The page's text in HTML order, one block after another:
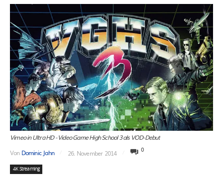
Vimeo in Ultra HD - Video Game High School 3 als VOD-Debut
Von Dominic Jahn 26. November 2014 0
4K Streaming